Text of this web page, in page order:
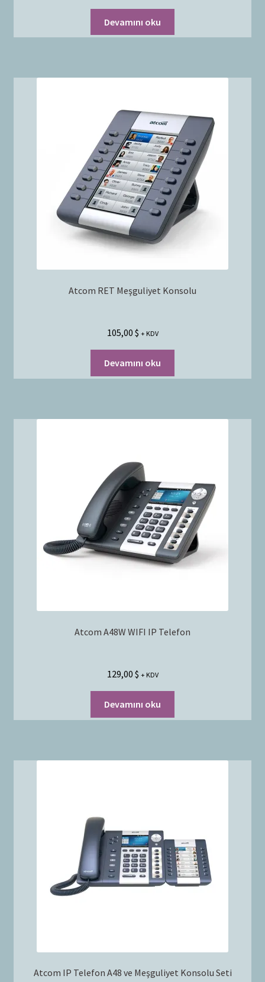
Devamını oku
Atcom RET Meşguliyet Konsolu
105,00 $ + KDV
Devamını oku
Atcom A48W WIFI IP Telefon
129,00 $ + KDV
Devamını oku
Atcom IP Telefon A48 ve Meşguliyet Konsolu Seti